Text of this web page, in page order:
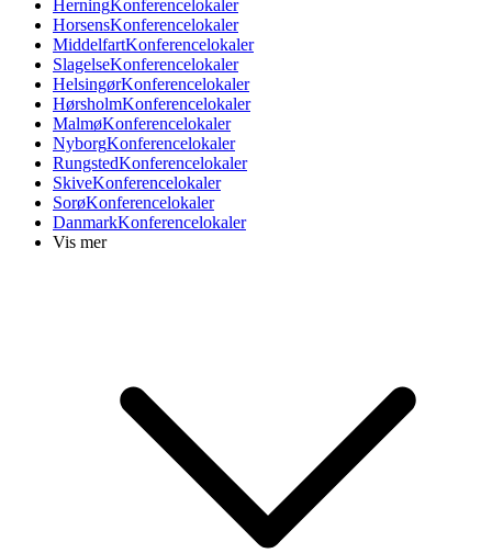
HerningKonferencelokaler
HorsensKonferencelokaler
MiddelfartKonferencelokaler
SlagelseKonferencelokaler
HelsingørKonferencelokaler
HørsholmKonferencelokaler
MalmøKonferencelokaler
NyborgKonferencelokaler
RungstedKonferencelokaler
SkiveKonferencelokaler
SorøKonferencelokaler
DanmarkKonferencelokaler
Vis mer